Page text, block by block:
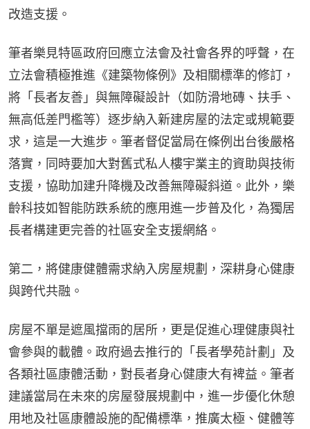
改造支援。
筆者樂見特區政府回應立法會及社會各界的呼聲，在
立法會積極推進《建築物條例》及相關標準的修訂，
將「長者友善」與無障礙設計（如防滑地磚、扶手、
無高低差門檻等）逐步納入新建房屋的法定或規範要
求，這是一大進步。筆者督促當局在條例出台後嚴格
落實，同時要加大對舊式私人樓宇業主的資助與技術
支援，協助加建升降機及改善無障礙斜道。此外，樂
齡科技如智能防跌系統的應用進一步普及化，為獨居
長者構建更完善的社區安全支援網絡。
第二，將健康健體需求納入房屋規劃，深耕身心健康
與跨代共融。
房屋不單是遮風擋雨的居所，更是促進心理健康與社
會參與的載體。政府過去推行的「長者學苑計劃」及
各類社區康體活動，對長者身心健康大有裨益。筆者
建議當局在未來的房屋發展規劃中，進一步優化休憩
用地及社區康體設施的配備標準，推廣太極、健體等